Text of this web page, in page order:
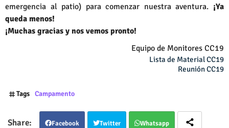
emergencia al patio) para comenzar nuestra aventura. ¡Ya
queda menos!
¡Muchas gracias y nos vemos pronto!
Equipo de Monitores CC19
Lista de Material CC19
Reunión CC19
Tags Campamento
Facebook Twitter Whatsapp